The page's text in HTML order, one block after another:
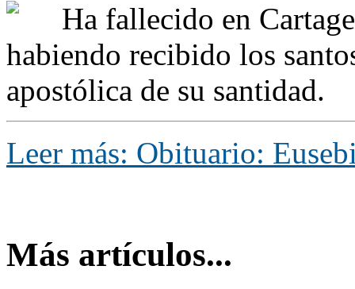
Ha fallecido en
habiendo recibido los
apostólica de su santidad.
Leer más: Obituario:
Más artículos...